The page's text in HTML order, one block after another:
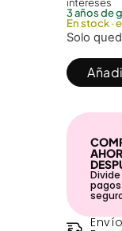
intereses
3 años de
En stock ·
Solo